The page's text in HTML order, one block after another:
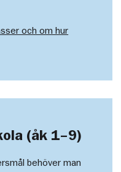
och om hur
(åk 1–9)
behöver man